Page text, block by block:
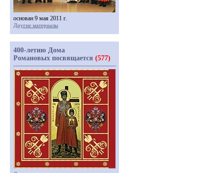
основан 9 мая 2011 г.
Другие материалы
400-летию Дома
Романовых посвящается (577)